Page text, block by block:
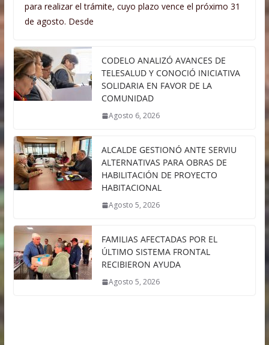
para realizar el trámite, cuyo plazo vence el próximo 31
de agosto. Desde
CODELO ANALIZÓ AVANCES DE
TELESALUD Y CONOCIÓ INICIATIVA
SOLIDARIA EN FAVOR DE LA
COMUNIDAD
Agosto 6, 2026
ALCALDE GESTIONÓ ANTE SERVIU
ALTERNATIVAS PARA OBRAS DE
HABILITACIÓN DE PROYECTO
HABITACIONAL
Agosto 5, 2026
FAMILIAS AFECTADAS POR EL
ÚLTIMO SISTEMA FRONTAL
RECIBIERON AYUDA
Agosto 5, 2026